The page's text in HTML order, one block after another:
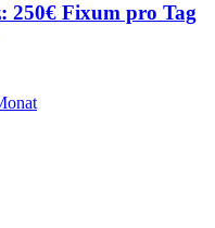
250€ Fixum pro Tag